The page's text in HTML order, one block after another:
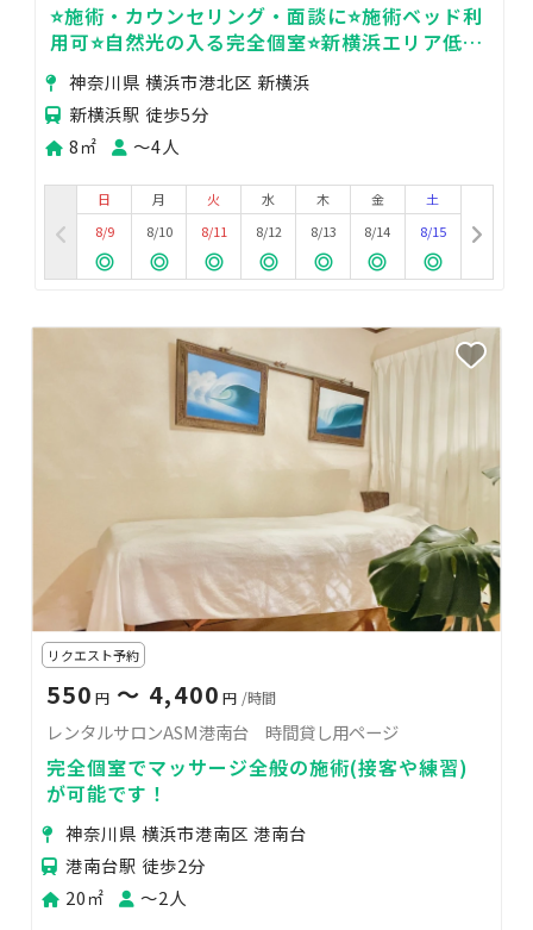
⭐️施術・カウンセリング・面談に⭐️施術ベッド利
用可⭐️自然光の入る完全個室⭐️新横浜エリア低価
格⭐️＜オレンジスペース🍊＞
神奈川県 横浜市港北区 新横浜
新横浜駅 徒歩5分
8㎡
〜4人
日
8/9
月
8/10
火
8/11
水
8/12
木
8/13
金
8/14
土
8/15
リクエスト予約
550 円 〜 4,400 円 /時間
レンタルサロンASM港南台 時間貸し用ページ
完全個室でマッサージ全般の施術(接客や練習)
が可能です！
神奈川県 横浜市港南区 港南台
港南台駅 徒歩2分
20㎡
〜2人